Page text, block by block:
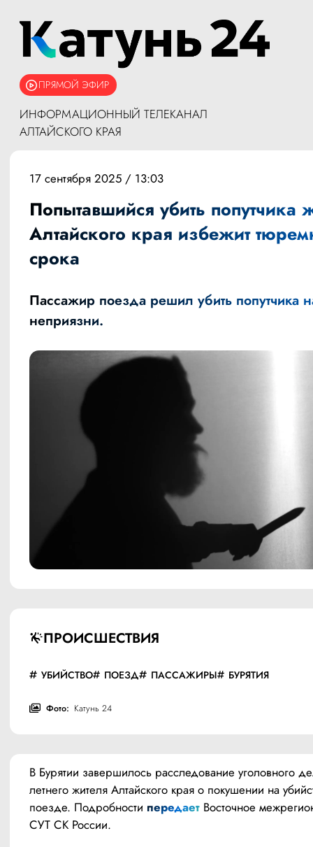
ПРЯМОЙ ЭФИР
ИНФОРМАЦИОННЫЙ ТЕЛЕКАНАЛ
АЛТАЙСКОГО КРАЯ
ПРОИСШЕСТВИЯ
УБИЙСТВО ПОЕЗД ПАССАЖИРЫ БУРЯТИЯ
Фото: Катунь 24
17 сентября 2025 / 13:03
Попытавшийся убить попутчика
Алтайского края избежит
срока
Пассажир поезда решил убить попутчика
неприязни.
В Бурятии завершилось расследование уголовного
летнего жителя Алтайского края о покушении на
поезде. Подробности передает Восточное
СУТ СК России.